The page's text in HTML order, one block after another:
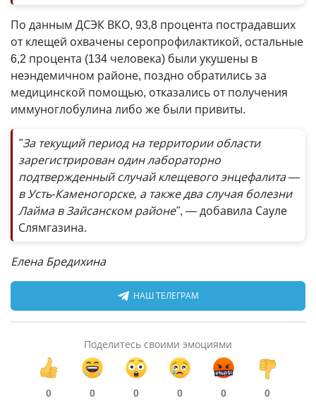
По данным ДСЭК ВКО, 93,8 процента пострадавших
от клещей охвачены серопрофилактикой, остальные
6,2 процента (134 человека) были укушены в
неэндемичном районе, поздно обратились за
медицинской помощью, отказались от получения
иммуноглобулина либо же были привиты.
"За текущий период на территории области
зарегистрирован один лабораторно
подтвержденный случай клещевого энцефалита —
в Усть-Каменогорске, а также два случая болезни
Лайма в Зайсанском районе", — добавила Сауле
Слямгазина.
Елена Бредихина
НАШ ТЕЛЕГРАМ
Поделитесь своими эмоциями
0 0 0 0 0 0